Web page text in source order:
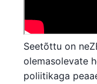
Seetõttu on
olemasolevate
poliitikaga